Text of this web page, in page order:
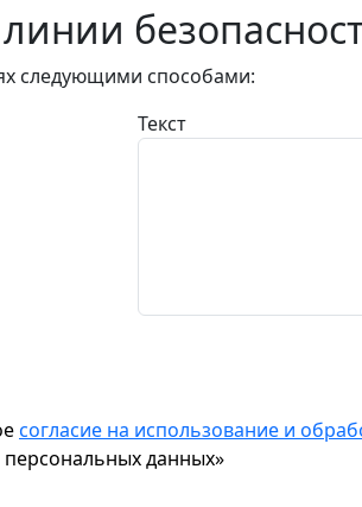
следующими способами:
Текст
согласие на использование и
данных»